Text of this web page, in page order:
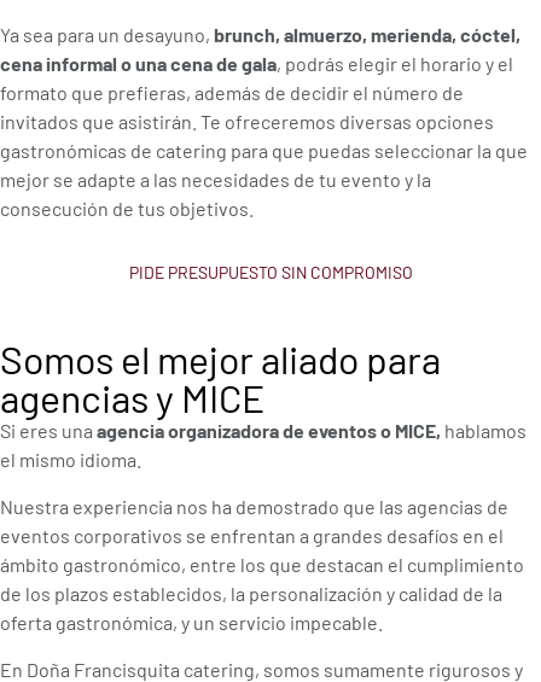
Ya sea para un desayuno, brunch, almuerzo, merienda, cóctel,
cena informal o una cena de gala, podrás elegir el horario y el
formato que prefieras, además de decidir el número de
invitados que asistirán. Te ofreceremos diversas opciones
gastronómicas de catering para que puedas seleccionar la que
mejor se adapte a las necesidades de tu evento y la
consecución de tus objetivos.
PIDE PRESUPUESTO SIN COMPROMISO
Somos el mejor aliado para
agencias y MICE
Si eres una agencia organizadora de eventos o MICE, hablamos
el mismo idioma.
Nuestra experiencia nos ha demostrado que las agencias de
eventos corporativos se enfrentan a grandes desafíos en el
ámbito gastronómico, entre los que destacan el cumplimiento
de los plazos establecidos, la personalización y calidad de la
oferta gastronómica, y un servicio impecable.
En Doña Francisquita catering, somos sumamente rigurosos y